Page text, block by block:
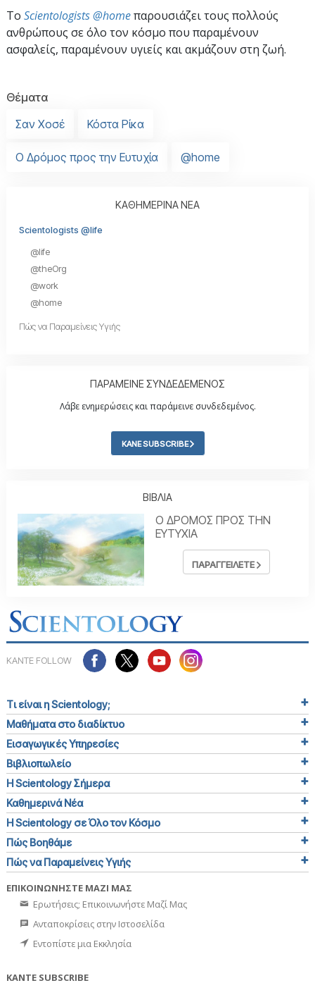
To Scientologists @homeπαρουσιάζει τους πολλούς
ανθρώπους σε όλο τον κόσμο που παραμένουν
ασφαλείς, παραμένουν υγιείς και ακμάζουν στη ζωή.
Θέματα
Σαν Χοσέ
Κόστα Ρίκα
Ο Δρόμος προς την Ευτυχία @home
ΚΑΘΗΜΕΡΙΝΑ ΝΕΑ
Scientologists @life
@life
@theOrg
@work
@home
Πώς να Παραμείνεις Υγιής
ΠΑΡΑΜΕΙΝΕ ΣΥΝΔΕΔΕΜΕΝΟΣ
Λάβε ενημερώσεις και παράμεινε συνδεδεμένος.
ΚΑΝΕ SUBSCRIBE
ΒΙΒΛΙΑ
Ο ΔΡΟΜΟΣ ΠΡΟΣ ΤΗΝ
ΕΥΤΥΧΙΑ
ΠΑΡΑΓΓΕΙΛΕΤΕ
ΚΑΝΤΕ FOLLOW
Τι είναι η Scientology;
Μαθήματα στο διαδίκτυο
Εισαγωγικές Υπηρεσίες
Βιβλιοπωλείο
Η Scientology Σήμερα
Καθημερινά Νέα
Η Scientology σε Όλο τον Κόσμο
Πώς Βοηθάμε
Πώς να Παραμείνεις Υγιής
ΕΠΙΚΟΙΝΩΝΗΣΤΕ ΜΑΖΙ ΜΑΣ
Ερωτήσεις; Επικοινωνήστε Μαζί Μας
Ανταποκρίσεις στην Ιστοσελίδα
Εντοπίστε μια Εκκλησία
ΚΑΝΤΕ SUBSCRIBE